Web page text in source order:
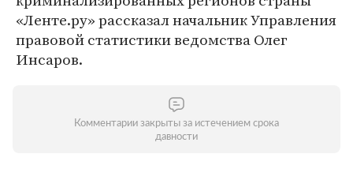
«Ленте.ру» рассказал начальник Управления
правовой статистики ведомства Олег
Инсаров.
Комментарии закрыты за истечением срока
давности